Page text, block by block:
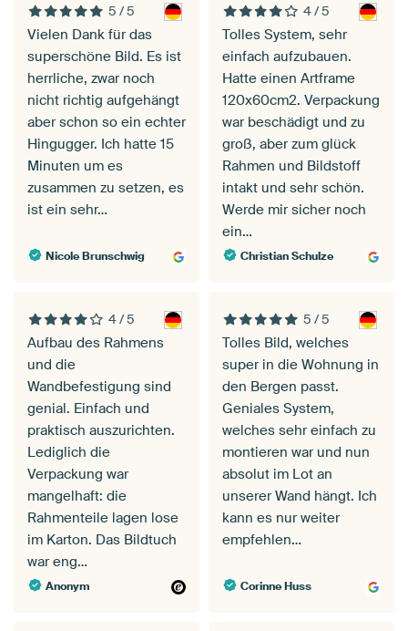
5 / 5
Vielen Dank für das
superschöne Bild. Es ist
herrliche, zwar noch
nicht richtig aufgehängt
aber schon so ein echter
Hingugger. Ich hatte 15
Minuten um es
zusammen zu setzen, es
ist ein sehr…
Nicole Brunschwig
4 / 5
Tolles System, sehr
einfach aufzubauen.
Hatte einen Artframe
120x60cm2. Verpackung
war beschädigt und zu
groß, aber zum glück
Rahmen und Bildstoff
intakt und sehr schön.
Werde mir sicher noch
ein…
Christian Schulze
4 / 5
Aufbau des Rahmens
und die
Wandbefestigung sind
genial. Einfach und
praktisch auszurichten.
Lediglich die
Verpackung war
mangelhaft: die
Rahmenteile lagen lose
im Karton. Das Bildtuch
war eng…
Anonym
5 / 5
Tolles Bild, welches
super in die Wohnung in
den Bergen passt.
Geniales System,
welches sehr einfach zu
montieren war und nun
absolut im Lot an
unserer Wand hängt. Ich
kann es nur weiter
empfehlen…
Corinne Huss